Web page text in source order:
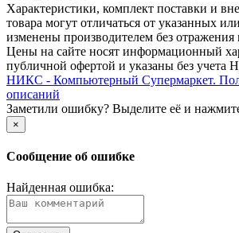
Xарактеристики, комплект поставки и
товара могут отличаться от указанных
изменены производителем без отражения
Цены на сайте носят информационный
публичной офертой и указаны без учета
НИКС - Компьютерный Cупермаркет.
описаний
Заметили ошибку? Выделите её и
×
Сообщение об ошибке
Найденная ошибка: